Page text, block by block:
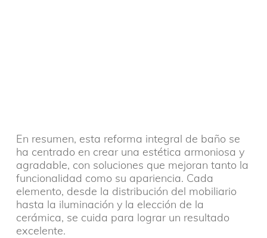
En resumen, esta reforma integral de baño se
ha centrado en crear una estética armoniosa y
agradable, con soluciones que mejoran tanto la
funcionalidad como su apariencia. Cada
elemento, desde la distribución del mobiliario
hasta la iluminación y la elección de la
cerámica, se cuida para lograr un resultado
excelente.